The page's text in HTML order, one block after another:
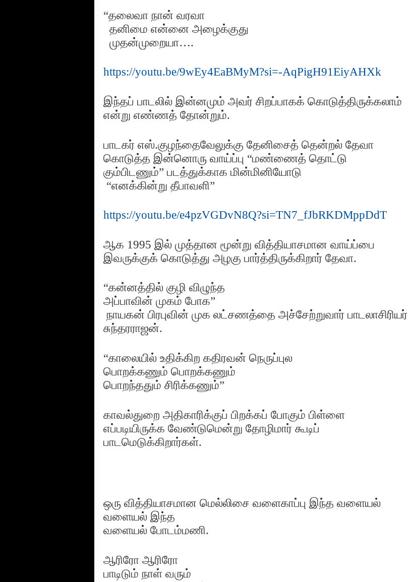
“தலைவா நான் வரவா
தனிமை என்னை அழைக்குது
முதன்முறையா….
https://youtu.be/9wEy4EaBMyM?si=-AqPigH91EiyAHXk
இந்தப் பாடலில் இன்னமும் அவர் சிறப்பாகக் கொடுத்திருக்கலாம்
என்று எண்ணத் தோன்றும்.
பாடகர் எஸ்.குழந்தைவேலுக்கு தேனிசைத் தென்றல் தேவா
கொடுத்த இன்னொரு வாய்ப்பு “மண்ணைத் தொட்டு
கும்பிடணும்” படத்துக்காக மின்மினியோடு
“எனக்கின்று தீபாவளி”
https://youtu.be/e4pzVGDvN8Q?si=TN7_fJbRKDMppDdT
ஆக 1995 இல் முத்தான மூன்று வித்தியாசமான வாய்ப்பை
இவருக்குக் கொடுத்து அழகு பார்த்திருக்கிறார் தேவா.
“கன்னத்தில் குழி விழுந்த
அப்பாவின் முகம் போக”
நாயகன் பிரபுவின் முக லட்சணத்தை அச்சேற்றுவார் பாடலாசிரியர்
சுந்தரராஜன்.
“காலையில் உதிக்கிற கதிரவன் நெருப்புல
பொறக்கணும் பொறக்கணும்
பொறந்ததும் சிரிக்கணும்”
காவல்துறை அதிகாரிக்குப் பிறக்கப் போகும் பிள்ளை
எப்படியிருக்க வேண்டுமென்று தோழிமார் கூடிப்
பாடமெடுக்கிறார்கள்.
ஒரு வித்தியாசமான மெல்லிசை வளைகாப்பு இந்த வளையல்
வளையல் இந்த
வளையல் போடம்மணி.
ஆரிரோ ஆரிரோ
பாடிடும் நாள் வரும்